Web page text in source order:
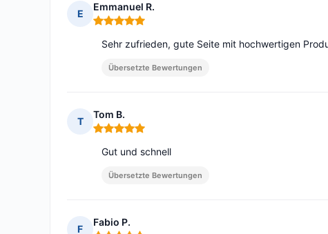
E
Emmanuel R.
Hinweis: 5 von 5
Sehr zufrieden, gute Seite mit hochwertigen
Übersetzte Bewertungen
T
Tom B.
Hinweis: 5 von 5
Gut und schnell
Übersetzte Bewertungen
F
Fabio P.